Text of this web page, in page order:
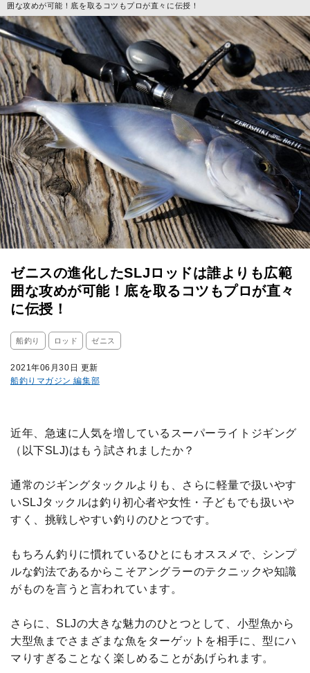
囲な攻めが可能！底を取るコツもプロが直々に伝授！
ゼニスの進化したSLJロッドは誰よりも広範
囲な攻めが可能！底を取るコツもプロが直々
に伝授！
船釣り ロッド ゼニス
2021年06月30日 更新
船釣りマガジン 編集部
近年、急速に人気を増しているスーパーライトジギング
（以下SLJ)はもう試されましたか？
通常のジギングタックルよりも、さらに軽量で扱いやす
いSLJタックルは釣り初心者や女性・子どもでも扱いや
すく、挑戦しやすい釣りのひとつです。
もちろん釣りに慣れているひとにもオススメで、シンプ
ルな釣法であるからこそアングラーのテクニックや知識
がものを言うと言われています。
さらに、SLJの大きな魅力のひとつとして、小型魚から
大型魚までさまざまな魚をターゲットを相手に、型にハ
マりすぎることなく楽しめることがあげられます。